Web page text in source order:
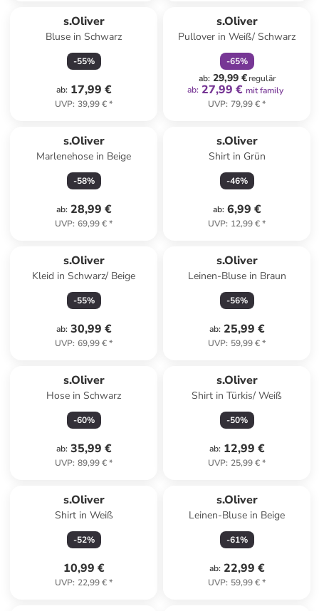
s.Oliver
Bluse in Schwarz
-55%
ab: 17,99 €
UVP: 39,99 €*
s.Oliver
Pullover in Weiß/ Schwarz
-65%
ab: 29,99 €regulär
ab: 27,99 € mit family
UVP: 79,99 €*
s.Oliver
Marlenehose in Beige
-58%
ab: 28,99 €
UVP: 69,99 €*
s.Oliver
Shirt in Grün
-46%
ab: 6,99 €
UVP: 12,99 €*
s.Oliver
Kleid in Schwarz/ Beige
-55%
ab: 30,99 €
UVP: 69,99 €*
s.Oliver
Leinen-Bluse in Braun
-56%
ab: 25,99 €
UVP: 59,99 €*
s.Oliver
Hose in Schwarz
-60%
ab: 35,99 €
UVP: 89,99 €*
s.Oliver
Shirt in Türkis/ Weiß
-50%
ab: 12,99 €
UVP: 25,99 €*
s.Oliver
Shirt in Weiß
-52%
10,99 €
UVP: 22,99 €*
s.Oliver
Leinen-Bluse in Beige
-61%
ab: 22,99 €
UVP: 59,99 €*